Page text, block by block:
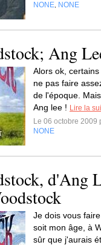
NONE NONE
Ang
Alors ok,
ne pas faire
de l'époque.
Ang lee ! Lire la
Le 06 octobre 2009
NONE
d'Ang
Je dois vous
soit mon âge, à
sûr que j'aurais